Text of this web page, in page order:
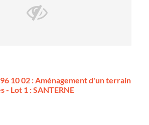
10 02 : Aménagement d'un terrain
- Lot 1 : SANTERNE